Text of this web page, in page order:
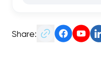
Share: